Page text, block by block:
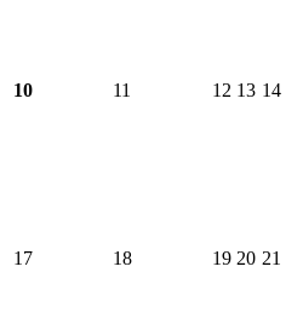
10 11 12 13 14
17 18 19 20 21